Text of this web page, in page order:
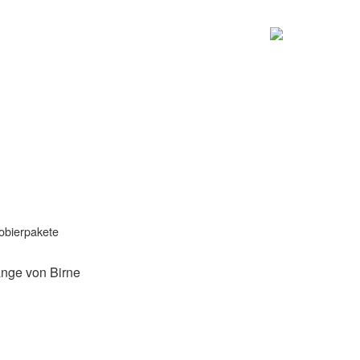
von Birne